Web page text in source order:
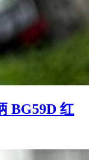
BG59D 红